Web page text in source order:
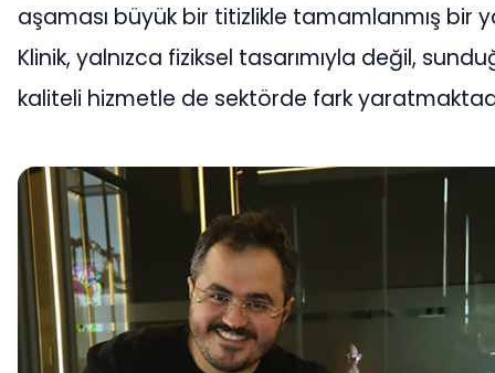
aşaması büyük bir titizlikle tamamlanmış bir
Klinik, yalnızca fiziksel tasarımıyla değil,
kaliteli hizmetle de sektörde fark